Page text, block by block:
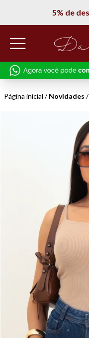
5% de
Página inicial /Novidades /